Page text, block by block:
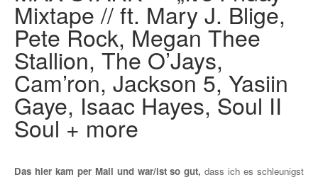
Mixtape // ft. Mary J. Blige,
Pete Rock, Megan Thee
Stallion, The O’Jays,
Cam’ron, Jackson 5, Yasiin
Gaye, Isaac Hayes, Soul II
Soul + more
Das hier kam per Mail und war/ist so gut, dass ich es schleunigst